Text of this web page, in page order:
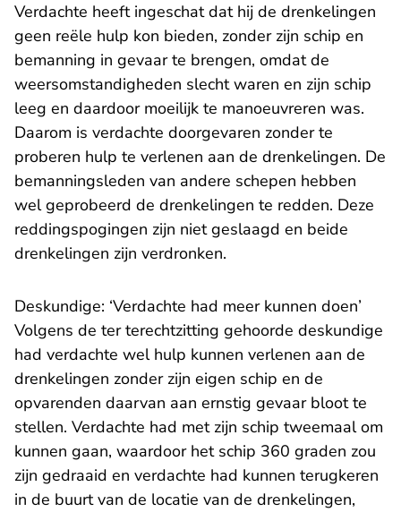
Verdachte heeft ingeschat dat hij de drenkelingen
geen reële hulp kon bieden, zonder zijn schip en
bemanning in gevaar te brengen, omdat de
weersomstandigheden slecht waren en zijn schip
leeg en daardoor moeilijk te manoeuvreren was.
Daarom is verdachte doorgevaren zonder te
proberen hulp te verlenen aan de drenkelingen. De
bemanningsleden van andere schepen hebben
wel geprobeerd de drenkelingen te redden. Deze
reddingspogingen zijn niet geslaagd en beide
drenkelingen zijn verdronken.
Deskundige: ‘Verdachte had meer kunnen doen’
Volgens de ter terechtzitting gehoorde deskundige
had verdachte wel hulp kunnen verlenen aan de
drenkelingen zonder zijn eigen schip en de
opvarenden daarvan aan ernstig gevaar bloot te
stellen. Verdachte had met zijn schip tweemaal om
kunnen gaan, waardoor het schip 360 graden zou
zijn gedraaid en verdachte had kunnen terugkeren
in de buurt van de locatie van de drenkelingen,